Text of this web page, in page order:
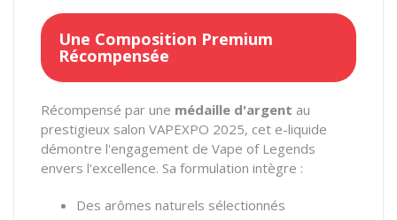
Une Composition Premium
Récompensée
Récompensé par une médaille d'argent au
prestigieux salon VAPEXPO 2025, cet e-liquide
démontre l'engagement de Vape of Legends
envers l'excellence. Sa formulation intègre :
Des arômes naturels sélectionnés